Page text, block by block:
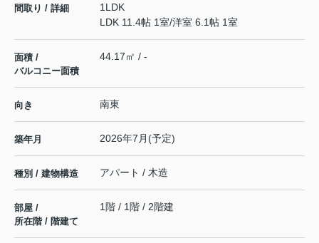
間取り / 詳細
1LDK
LDK 11.4帖 1室/洋室 6.1帖 1室
面積 /
バルコニー面積
44.17㎡ / -
向き 南東
築年月 2026年7月(予定)
種別 / 建物構造 アパート / 木造
部屋 /
所在階 / 階建て
1階 / 1階 / 2階建